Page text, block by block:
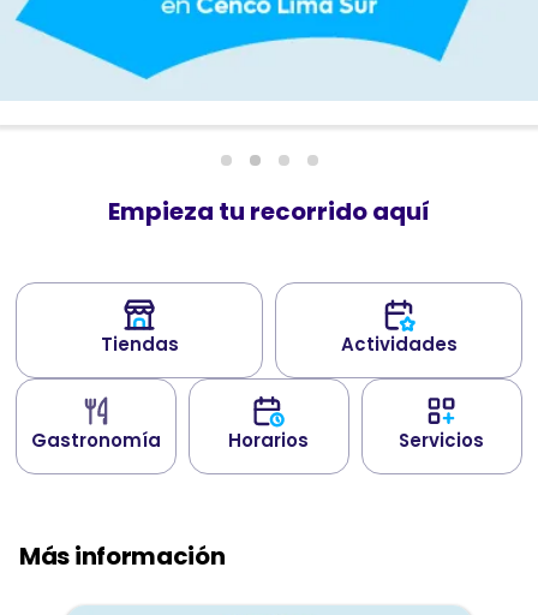
Empieza tu recorrido aquí
Tiendas Actividades
Gastronomía Horarios Servicios
Más información